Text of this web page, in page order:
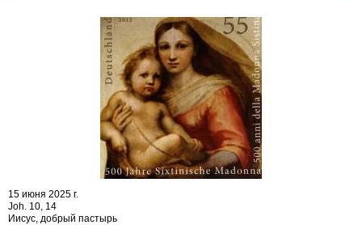
15 июня 2025 г.
Joh. 10, 14
Иисус, добрый пастырь